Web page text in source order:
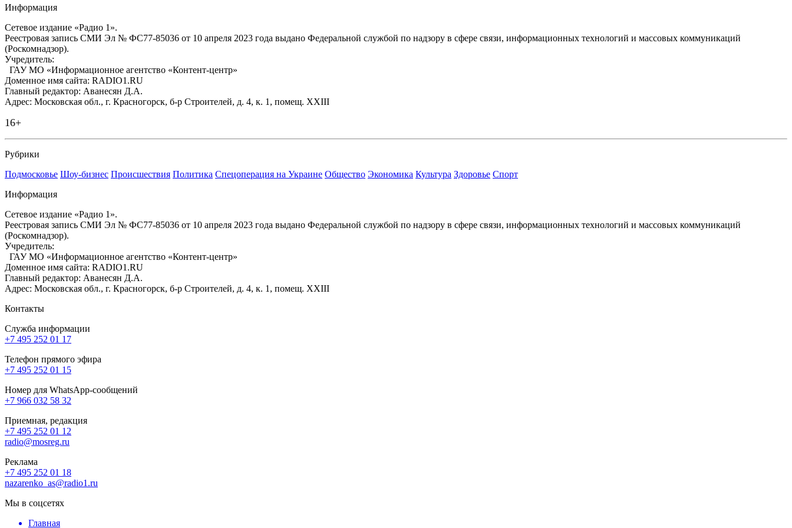
Информация
Сетевое издание «Радио 1».
Реестровая запись СМИ Эл № ФС77-85036 от 10 апреля 2023 года выдано Федеральной службой по надзору в сфере связи, информационных технологий и массовых коммуникаций
(Роскомнадзор).
Учредитель:
ГАУ МО «Информационное агентство «Контент-центр»
Доменное имя сайта: RADIO1.RU
Главный редактор: Аванесян Д.А.
Адрес: Московская обл., г. Красногорск, б-р Строителей, д. 4, к. 1, помещ. XXIII
16+
Рубрики
Подмосковье Шоу-бизнес Происшествия Политика Спецоперация на Украине Общество Экономика Культура Здоровье Спорт
Информация
Сетевое издание «Радио 1».
Реестровая запись СМИ Эл № ФС77-85036 от 10 апреля 2023 года выдано Федеральной службой по надзору в сфере связи, информационных технологий и массовых коммуникаций
(Роскомнадзор).
Учредитель:
ГАУ МО «Информационное агентство «Контент-центр»
Доменное имя сайта: RADIO1.RU
Главный редактор: Аванесян Д.А.
Адрес: Московская обл., г. Красногорск, б-р Строителей, д. 4, к. 1, помещ. XXIII
Контакты
Служба информации
+7 495 252 01 17
Телефон прямого эфира
+7 495 252 01 15
Номер для WhatsApp-сообщений
+7 966 032 58 32
Приемная, редакция
+7 495 252 01 12
radio@mosreg.ru
Реклама
+7 495 252 01 18
nazarenko_as@radio1.ru
Мы в соцсетях
Главная